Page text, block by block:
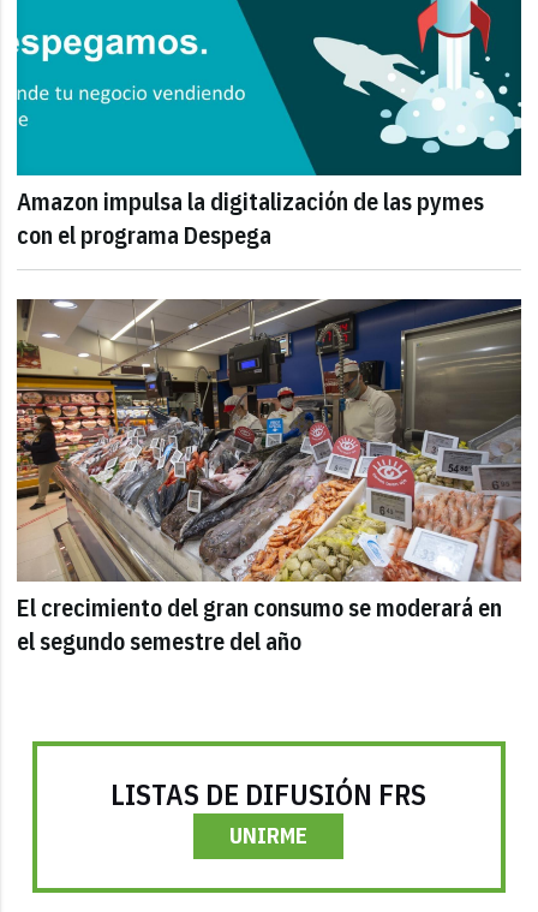
Amazon impulsa la digitalización de las pymes
con el programa Despega
El crecimiento del gran consumo se moderará en
el segundo semestre del año
LISTAS DE DIFUSIÓN FRS
UNIRME